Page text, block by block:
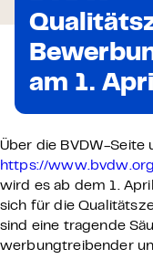
am 1.
Über die BVDW-Seite
https://
wird es ab dem 1.
sich für die
sind eine tragende
werbungtreibender